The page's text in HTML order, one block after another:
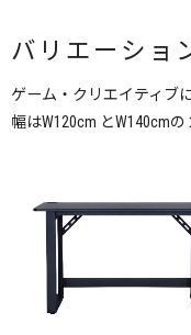
バリエーショ
ゲーム・クリエイティブ
幅はW120cm とW140cm